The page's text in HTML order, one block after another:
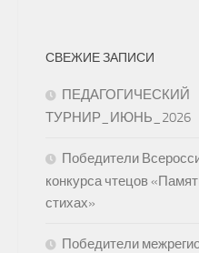
СВЕЖИЕ ЗАПИСИ
ПЕДАГОГИЧЕСКИЙ
ТУРНИР_ИЮНЬ_2026
Победители
конкурса чтецов
стихах»
Победители